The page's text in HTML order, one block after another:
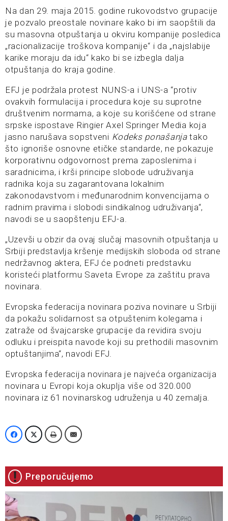
Na dan 29. maja 2015. godine rukovodstvo grupacije
je pozvalo preostale novinare kako bi im saopštili da
su masovna otpuštanja u okviru kompanije posledica
„racionalizacije troškova kompanije“ i da „najslabije
karike moraju da idu“ kako bi se izbegla dalja
otpuštanja do kraja godine.
EFJ je podržala protest NUNS-a i UNS-a “protiv
ovakvih formulacija i procedura koje su suprotne
društvenim normama, a koje su korišćene od strane
srpske ispostave Ringier Axel Springer Media koja
jasno narušava sopstveni Kodeks ponašanjatako
što ignoriše osnovne etičke standarde, ne pokazuje
korporativnu odgovornost prema zaposlenima i
saradnicima, i krši principe slobode udruživanja
radnika koja su zagarantovana lokalnim
zakonodavstvom i međunarodnim konvencijama o
radnim pravima i slobodi sindikalnog udruživanja“,
navodi se u saopštenju EFJ-a.
„Uzevši u obzir da ovaj slučaj masovnih otpuštanja u
Srbiji predstavlja kršenje medijskih sloboda od strane
nedržavnog aktera, EFJ će podneti predstavku
koristeći platformu Saveta Evrope za zaštitu prava
novinara.
Evropska federacija novinara poziva novinare u Srbiji
da pokažu solidarnost sa otpuštenim kolegama i
zatraže od švajcarske grupacije da revidira svoju
odluku i preispita navode koji su prethodili masovnim
optuštanjima“, navodi EFJ.
Evropska federacija novinara je najveća organizacija
novinara u Evropi koja okuplja više od 320.000
novinara iz 61 novinarskog udruženja u 40 zemalja.
Preporučujemo